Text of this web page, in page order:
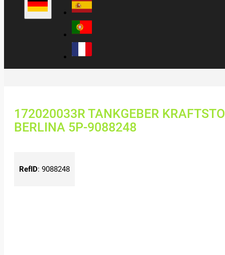
172020033R TANKGEBER
BERLINA 5P-9088248
RefID: 9088248